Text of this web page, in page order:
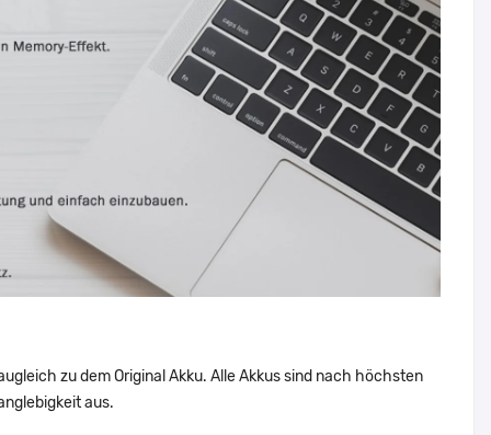
zu dem Original Akku. Alle Akkus sind nach höchsten
aus.